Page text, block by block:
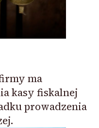
ma
kasy fiskalnej
prowadzenia